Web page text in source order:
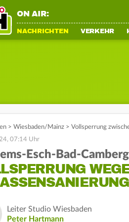
ON AIR:
NACHRICHTEN VERKEHR
> Wiesbaden/Mainz > Vollsperrung
07:14 Uhr
Esch-Bad-Camberg
Leiter Studio Wiesbaden
Peter Hartmann